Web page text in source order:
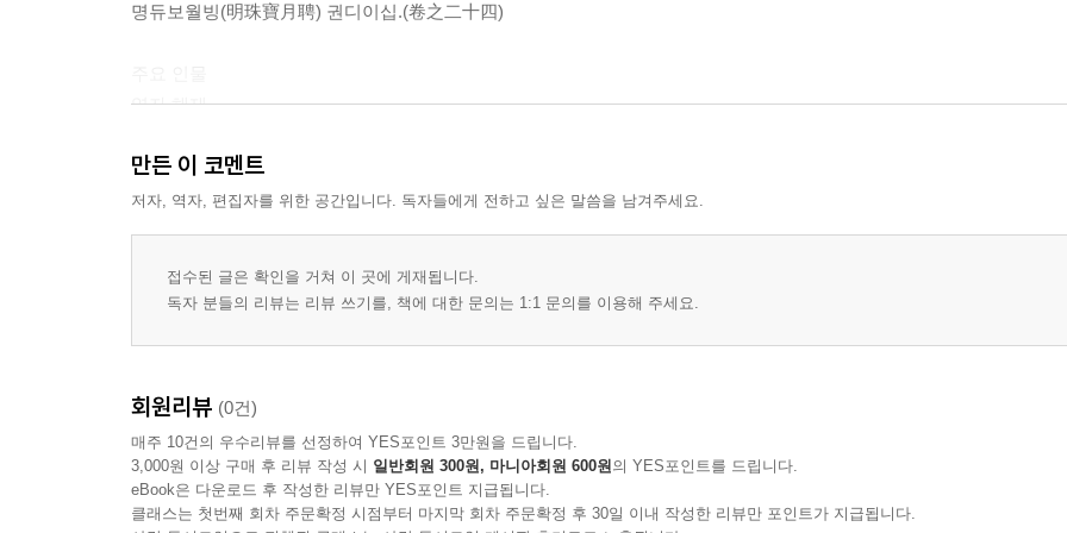
명듀보월빙(明珠寶月聘) 권디이십.(卷之二十四)
역자 해제
만든 이 코멘트
저자, 역자, 편집자를 위한 공간입니다. 독자들에게 전하고 싶은 말씀을 남겨주세요.
접수된 글은 확인을 거쳐 이 곳에 게재됩니다.
독자 분들의 리뷰는 리뷰 쓰기를, 책에 대한 문의는 1:1 문의를 이용해 주세요.
회원리뷰 (0건)
매주 10건의 우수리뷰를 선정하여 YES포인트 3만원을 드립니다.
3,000원 이상 구매 후 리뷰 작성 시 일반회원 300원, 마니아회원 600원의 YES포인트를 드립니다.
eBook은 다운로드 후 작성한 리뷰만 YES포인트 지급됩니다.
클래스는 첫번째 회차 주문확정 시점부터 마지막 회차 주문확정 후 30일 이내 작성한 리뷰만 포인트가 지급됩니다.